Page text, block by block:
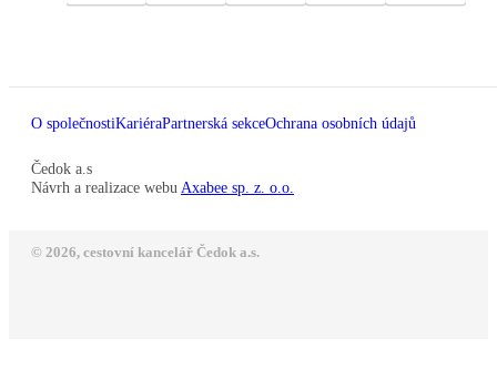
O společnostiKariéraPartnerská sekceOchrana osobních údajů
Čedok a.s
Návrh a realizace webu Axabee sp. z. o.o.
© 2026, cestovní kancelář Čedok a.s.